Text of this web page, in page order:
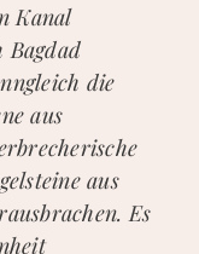
Kanal
Bagdad
die
aus
aus
Es